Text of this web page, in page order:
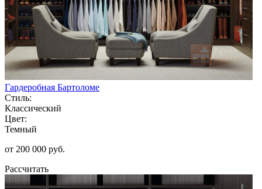
Гардеробная Бартоломе
Стиль:
Классический
Цвет:
Темный
от 200 000 руб.
Рассчитать